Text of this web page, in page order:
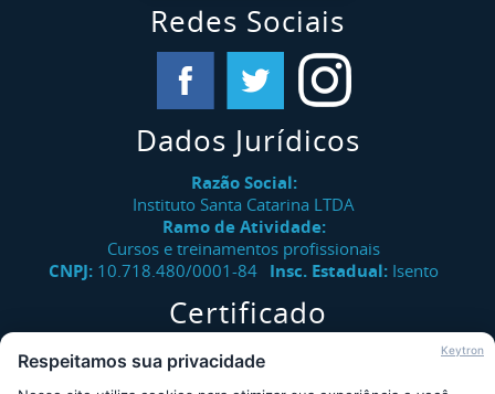
Redes Sociais
Dados Jurídicos
Razão Social:
Instituto Santa Catarina LTDA
Ramo de Atividade:
Cursos e treinamentos profissionais
CNPJ: 10.718.480/0001-84 Insc. Estadual: Isento
Certificado
Verifique a autenticidade de certificados emitidos pelo
Instituto Santa Catarina.
Keytron
Respeitamos sua privacidade